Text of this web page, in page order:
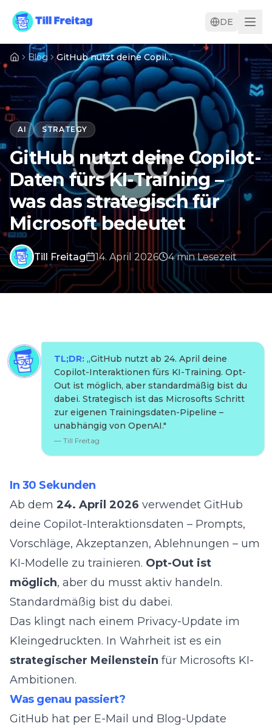
DE
Blog GitHub nutzt deine Copilot-Daten fürs KI-Training – was das strategisch für Microsoft bedeutet
AI STRATEGY
GitHub nutzt deine Copilot-
Daten fürs KI-Training –
was das strategisch für
Microsoft bedeutet
Till Freitag 14. April 2026 4minLesezeit
TL;DR: „GitHub nutzt ab 24. April deine
Copilot-Interaktionen fürs KI-Training. Opt-
Out ist möglich, aber standardmäßig bist du
dabei. Strategisch ist das Microsofts Schritt
zur eigenen Trainingsdaten-Pipeline –
unabhängig von OpenAI."
— Till Freitag
In 30 Sekunden
Ab dem 24. April 2026 verwendet GitHub
deine Copilot-Interaktionsdaten – Prompts,
Vorschläge, Akzeptanzen, Ablehnungen – um
KI-Modelle zu trainieren. Opt-Out ist
möglich, aber du musst aktiv handeln.
Standardmäßig bist du dabei.
Das klingt nach einem Privacy-Update im
Kleingedruckten. In Wahrheit ist es ein
strategischer Meilenstein für Microsofts KI-
Ambitionen.
Was genau passiert?
GitHub hat per E-Mail und Blog-Update